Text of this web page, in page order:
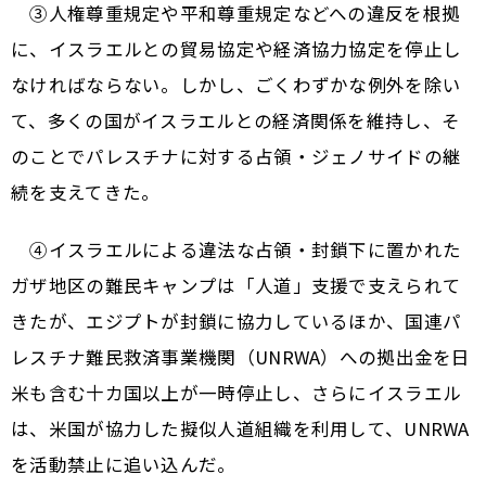
③人権尊重規定や平和尊重規定などへの違反を根拠
に、イスラエルとの貿易協定や経済協力協定を停止し
なければならない。しかし、ごくわずかな例外を除い
て、多くの国がイスラエルとの経済関係を維持し、そ
のことでパレスチナに対する占領・ジェノサイドの継
続を支えてきた。
④イスラエルによる違法な占領・封鎖下に置かれた
ガザ地区の難民キャンプは「人道」支援で支えられて
きたが、エジプトが封鎖に協力しているほか、国連パ
レスチナ難民救済事業機関（UNRWA）への拠出金を日
米も含む十カ国以上が一時停止し、さらにイスラエル
は、米国が協力した擬似人道組織を利用して、UNRWA
を活動禁止に追い込んだ。